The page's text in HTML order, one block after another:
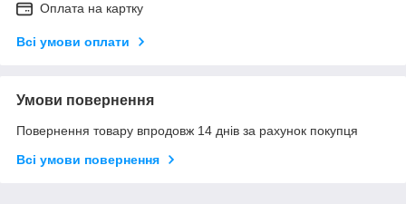
Оплата на картку
Всі умови оплати
Умови повернення
Повернення товару впродовж 14 днів за рахунок покупця
Всі умови повернення